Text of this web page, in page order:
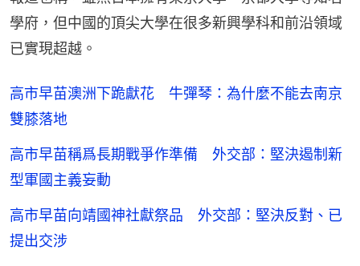
學府，但中國的頂尖大學在很多新興學科和前沿領域
已實現超越。
高市早苗澳洲下跪獻花 牛彈琴：為什麼不能去南京
雙膝落地
高市早苗稱爲長期戰爭作準備 外交部：堅決遏制新
型軍國主義妄動
高市早苗向靖國神社獻祭品 外交部：堅決反對、已
提出交涉